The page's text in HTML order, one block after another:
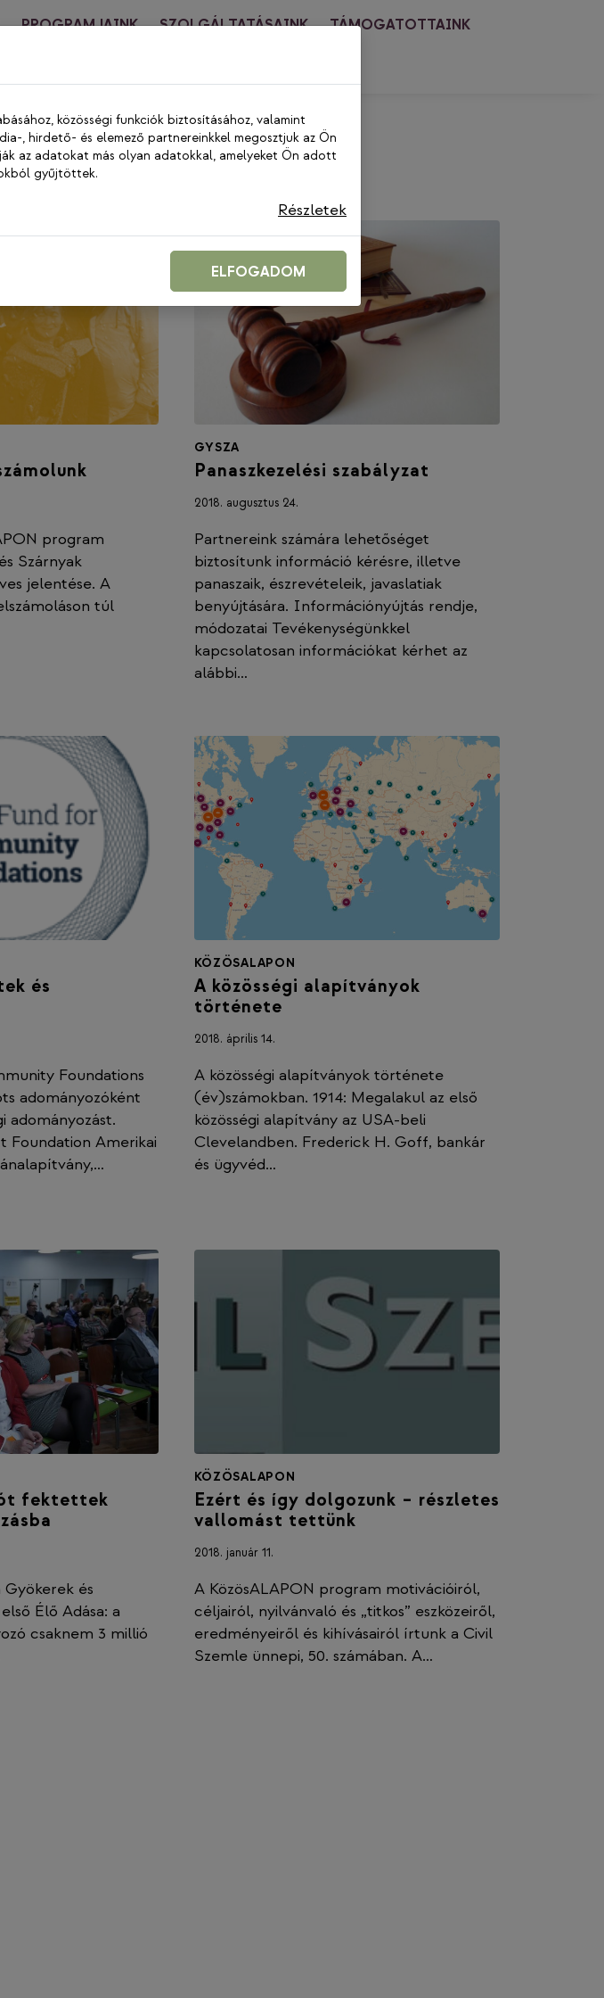
PROGRAMJAINK SZOLGÁLTATÁSAINK
TÁMOGATOTTAINK
program
Szárnyak
jelentése. A
túl
GYSZA
Panaszkezelési szabályzat
2018. augusztus 24.
Partnereink számára lehetőséget
biztosítunk információ kérésre, illetve
panaszaik, észrevételeik, javaslatiak
benyújtására. Információnyújtás rendje,
módozatai Tevékenységünkkel
kapcsolatosan információkat kérhet az
alábbi…
és
Foundations
adományozóként
adományozást.
Foundation Amerikai
KÖZÖSALAPON
A közösségi alapítványok
története
2018. április 14.
A közösségi alapítványok története
(év)számokban. 1914: Megalakul az első
közösségi alapítvány az USA-beli
Clevelandben. Frederick H. Goff, bankár
és ügyvéd…
fektettek
és
Élő Adása: a
csaknem 3 millió
KÖZÖSALAPON
Ezért és így dolgozunk – részletes
vallomást tettünk
2018. január 11.
A KözösALAPON program motivációiról,
céljairól, nyilvánvaló és „titkos” eszközeiről,
eredményeiről és kihívásairól írtunk a Civil
Szemle ünnepi, 50. számában. A…
közösségi funkciók biztosításához, valamint
, hirdető- és elemező partnereinkkel megosztjuk az Ön
az adatokat más olyan adatokkal, amelyeket Ön adott
gyűjtöttek.
Részletek
ELFOGADOM